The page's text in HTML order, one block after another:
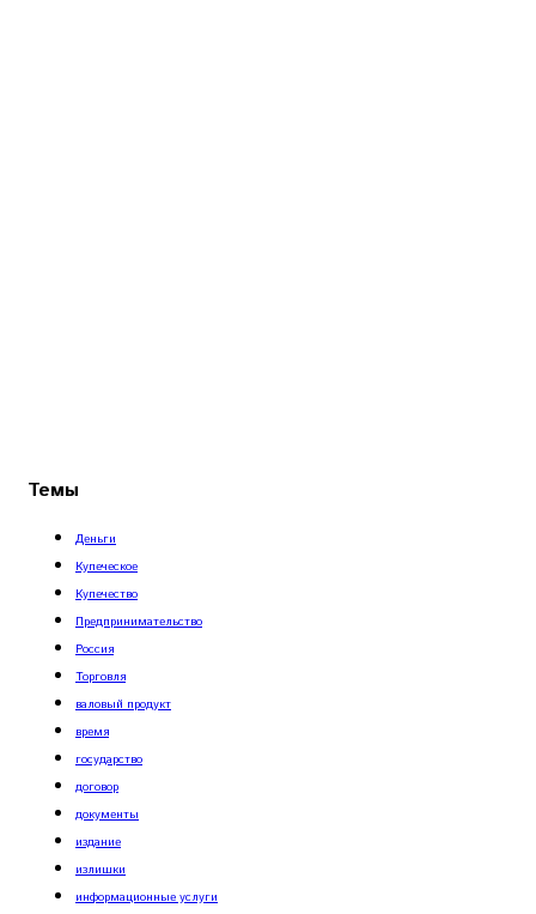
Темы
Деньги
Купеческое
Купечество
Предпринимательство
Россия
Торговля
валовый продукт
время
государство
договор
документы
издание
излишки
информационные услуги